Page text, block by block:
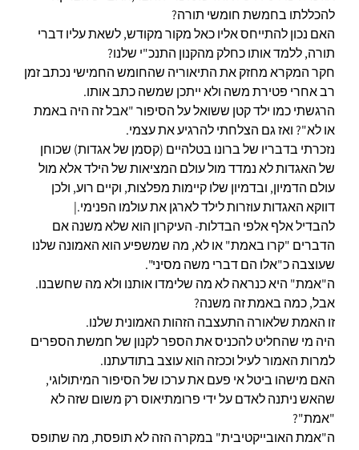
להכללתו בחמשת חומשי תורה?
האם נכון להתייחס אליו כאל מקור מקודש, לשאת עליו דברי
תורה, ללמד אותו כחלק מהקנון התנכ"י שלנו?
חקר המקרא מחזק את התיאוריה שהחומש החמישי נכתב זמן
רב אחרי פטירת משה ולא ייתכן שמשה כתב אותו.
הרגשתי כמו ילד קטן ששואל על הסיפור "אבל זה היה באמת
או לא"?ואז גם הצלחתי להרגיע את עצמי.
נזכרתי בדבריו של ברונו בטלהיים (קסמן של אגדות) שכוחן
של האגדות לא נמדד מול עולם המציאות של הילד אלא מול
עולם הדמיון, ובדמיון שלו קיימות מפלצות, וקיים רוע, ולכן
דווקא האגדות עוזרות לילד לארגן את עולמו הפנימי.|
להבדיל אלף אלפי הבדלות- העיקרון הוא שלא משנה אם
הדברים "קרו באמת" או לא, מה שמשפיע הוא האמונה שלנו
שעוצבה כ"אלו הם דברי משה מסיני".
ה"אמת" היא כנראה לא מה שלימדו אותנו ולא מה שחשבנו.
אבל, כמה באמת זה משנה?
זו האמת שלאורה התעצבה הזהות האמונית שלנו.
היה מי שהחליט להכניס את הספר לקנון של חמשת הספרים
למרות האמור לעיל וככזה הוא עוצב בתודעתנו.
האם מישהו ביטל אי פעם את ערכו של הסיפור המיתולוגי,
שהאש ניתנה לאדם על ידי פרומתיאוס רק משום שזה לא
"אמת"?
ה"אמת האובייקטיבית" במקרה הזה לא תופסת, מה שתופס